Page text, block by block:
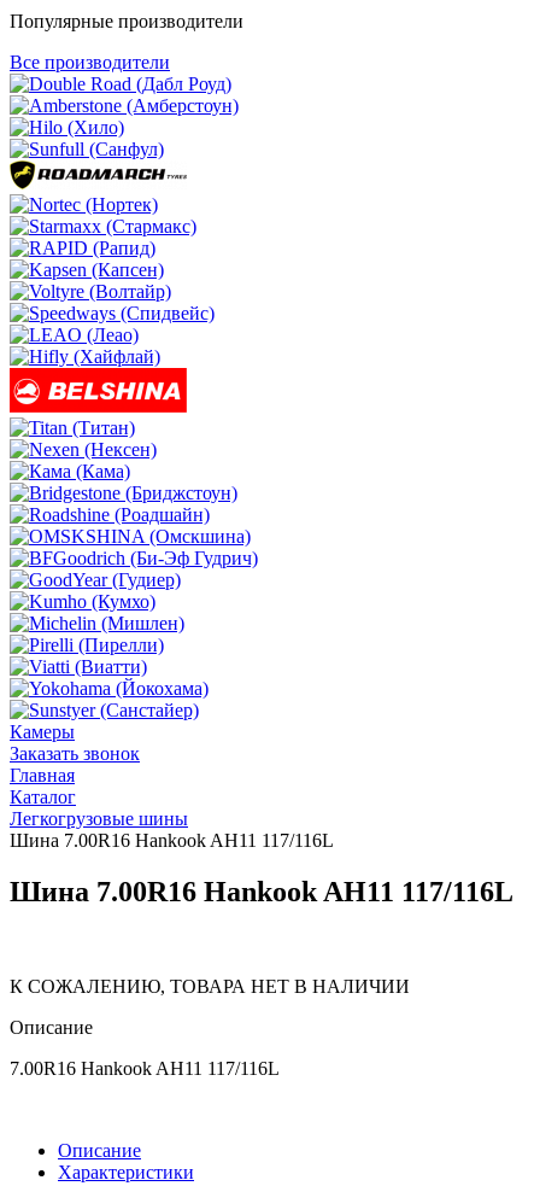
Популярные производители
Все производители
Камеры
Заказать звонок
Главная
Каталог
Легкогрузовые шины
Шина 7.00R16 Hankook AH11 117/116L
Шина 7.00R16 Hankook AH11 117/116L
К СОЖАЛЕНИЮ, ТОВАРА НЕТ В НАЛИЧИИ
Описание
7.00R16 Hankook AH11 117/116L
Описание
Характеристики